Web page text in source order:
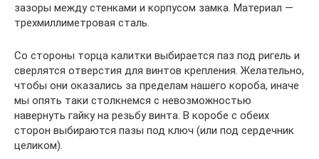
зазоры между стенками и корпусом замка. Материал —
трехмиллиметровая сталь.
Со стороны торца калитки выбирается паз под ригель и
сверлятся отверстия для винтов крепления. Желательно,
чтобы они оказались за пределам нашего короба, иначе
мы опять таки столкнемся с невозможностью
навернуть гайку на резьбу винта. В коробе с обеих
сторон выбираются пазы под ключ (или под сердечник
целиком).